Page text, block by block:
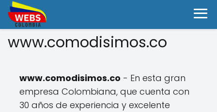
www.comodisimos.co
www.comodisimos.co - En esta gran
empresa Colombiana, que cuenta con
30 años de experiencia y excelente